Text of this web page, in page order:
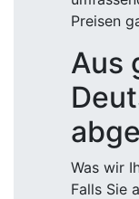
Preisen
Aus
Was wir
Falls Sie